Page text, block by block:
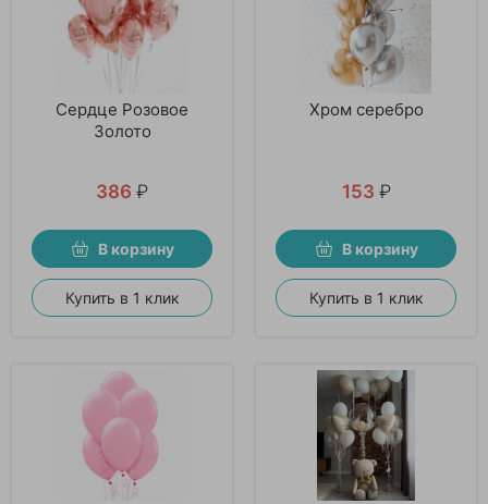
Сердце Розовое
Золото
386 ₽
В корзину
Купить в 1 клик
Хром серебро
153 ₽
В корзину
Купить в 1 клик